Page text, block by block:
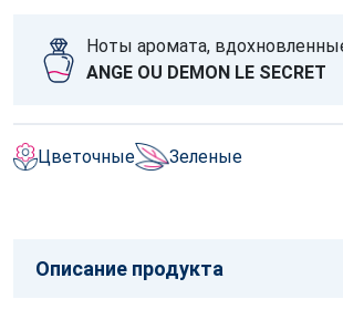
Ноты аромата,
ANGE OU DEMON LE SECRET
Цветочные Зеленые
Описание продукта